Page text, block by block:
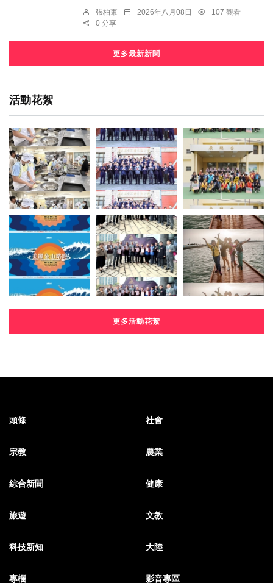
張柏東 2026年八月08日
107 觀看
0 分享
更多最新新聞
活動花絮
更多活動花絮
頭條 社會
宗教 農業
綜合新聞 健康
旅遊 文教
科技新知 大陸
專欄 影音專區